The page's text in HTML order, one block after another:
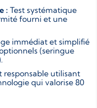
: Test systématique
fourni et une
immédiat et simplifié
(seringue
responsable utilisant
qui valorise 80